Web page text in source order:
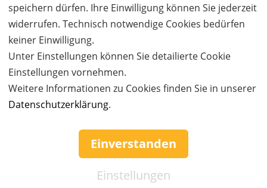
speichern dürfen. Ihre Einwilligung können Sie jederzeit
widerrufen. Technisch notwendige Cookies bedürfen
keiner Einwilligung.
Unter Einstellungen können Sie detailierte Cookie
Einstellungen vornehmen.
Weitere Informationen zu Cookies finden Sie in unserer
Datenschutzerklärung.
Einverstanden
Einstellungen
Service & Hilfe
Mo. - Fr. 09:00-16:00
Tel.: +49 (0)941 46 39 63 90
»info@coupon-future.de
» FAQs